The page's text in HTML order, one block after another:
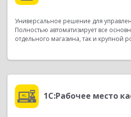
Универсальное решение для
Полностью автоматизирует все
отдельного магазина, так и крупной
1С:Рабочее место